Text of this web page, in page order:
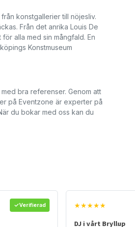
konstgallerier till nöjesliv.
Från det anrika Louis De
alla med sin mångfald. En
Konstmuseum
bra referenser. Genom att
på Eventzone är experter på
du bokar med oss kan du
Verifierad ★★★★★
DJ i vårt Bryllup